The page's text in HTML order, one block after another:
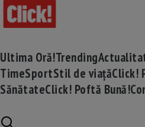
Ultima Oră!Trending
TimeSportStil de viațăClick!
SănătateClick! Poftă Bună!